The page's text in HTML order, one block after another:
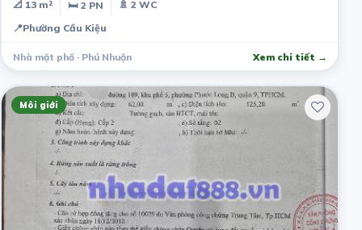
📐 13 m² 🛏 2 PN
🚿 2 WC
📍Phường Cầu Kiệu
Nhà mặt phố · Phú Nhuận Xem chi tiết →
Môi giới